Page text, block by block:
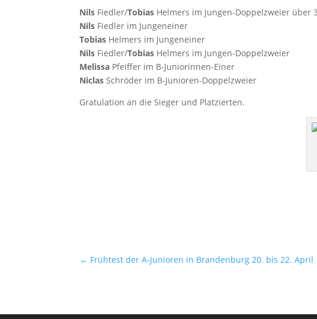
Nils Fiedler/Tobi­as Hel­mers im Jun­gen-Dop­pel­zwei­er über
Nils Fied­ler im Jungeneiner
Tobi­as Hel­mers im Jun­gen­ei­ner
Nils Fiedler/Tobi­as Hel­mers im Jun­gen-Dop­pel­zwei­er
Melis­sa Pfeif­fer im B‑Ju­nio­rin­nen-Einer
Nic­las Schrö­der im B‑Ju­nio­ren-Dop­pel­zwei­er
Gra­tu­la­ti­on an die Sie­ger und Platzierten.
← Frühtest der A-Junioren in Brandenburg 20. bis 22. April